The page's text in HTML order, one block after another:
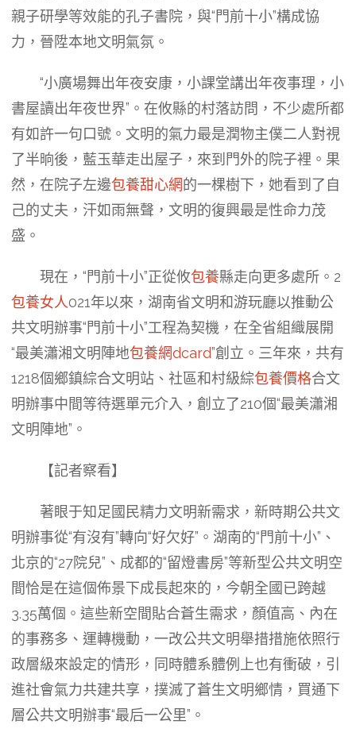
親子研學等效能的孔子書院，與“門前十小”構成協
力，晉陞本地文明氣氛。
“小廣場舞出年夜安康，小課堂講出年夜事理，小
書屋讀出年夜世界”。在攸縣的村落訪問，不少處所都
有如許一句口號。文明的氣力最是潤物主僕二人對視
了半晌後，藍玉華走出屋子，來到門外的院子裡。果
然，在院子左邊包養甜心網的一棵樹下，她看到了自
己的丈夫，汗如雨無聲，文明的復興最是性命力茂
盛。
現在，“門前十小”正從攸包養縣走向更多處所。2
包養女人021年以來，湖南省文明和游玩廳以推動公
共文明辦事“門前十小”工程為契機，在全省組織展開
“最美瀟湘文明陣地包養網dcard”創立。三年來，共有
1218個鄉鎮綜合文明站、社區和村級綜包養價格合文
明辦事中間等待選單元介入，創立了210個“最美瀟湘
文明陣地”。
【記者察看】
著眼于知足國民精力文明新需求，新時期公共文
明辦事從“有沒有”轉向“好欠好”。湖南的“門前十小”、
北京的“27院兒”、成都的“留燈書房”等新型公共文明空
間恰是在這個佈景下成長起來的，今朝全國已跨越
3.35萬個。這些新空間貼合蒼生需求，顏值高、內在
的事務多、運轉機動，一改公共文明舉措措施依照行
政層級來設定的情形，同時體系體例上也有衝破，引
進社會氣力共建共享，撲滅了蒼生文明鄉情，買通下
層公共文明辦事“最后一公里”。